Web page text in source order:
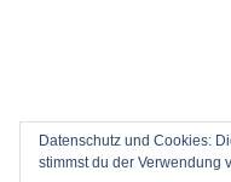
Datenschutz und Cookies:
stimmst du der Verwendung